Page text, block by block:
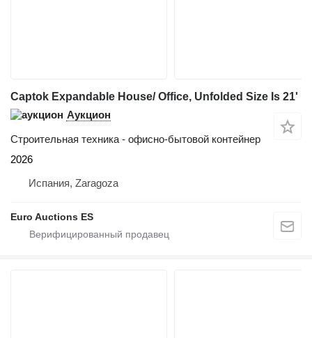
Captok Expandable House/ Office, Unfolded Size Is 21'
Аукцион
Строительная техника - офисно-бытовой контейнер
2026
Испания, Zaragoza
Euro Auctions ES